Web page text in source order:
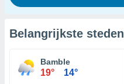
Belangrijkste steden
Bamble
19° 14°